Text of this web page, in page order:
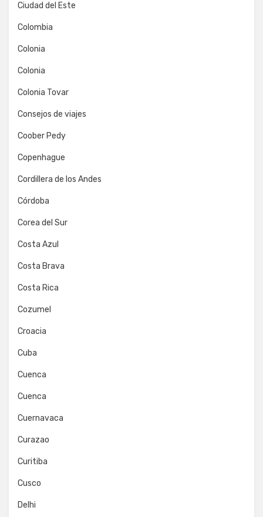
Ciudad del Este
Colombia
Colonia
Colonia
Colonia Tovar
Consejos de viajes
Coober Pedy
Copenhague
Cordillera de los Andes
Córdoba
Corea del Sur
Costa Azul
Costa Brava
Costa Rica
Cozumel
Croacia
Cuba
Cuenca
Cuenca
Cuernavaca
Curazao
Curitiba
Cusco
Delhi